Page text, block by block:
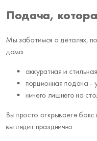
Подача,
Мы заботимся о деталях,
дома.
аккуратная и
порционная подача -
ничего лишнего на
Вы просто открываете бокс
выглядит празднично.